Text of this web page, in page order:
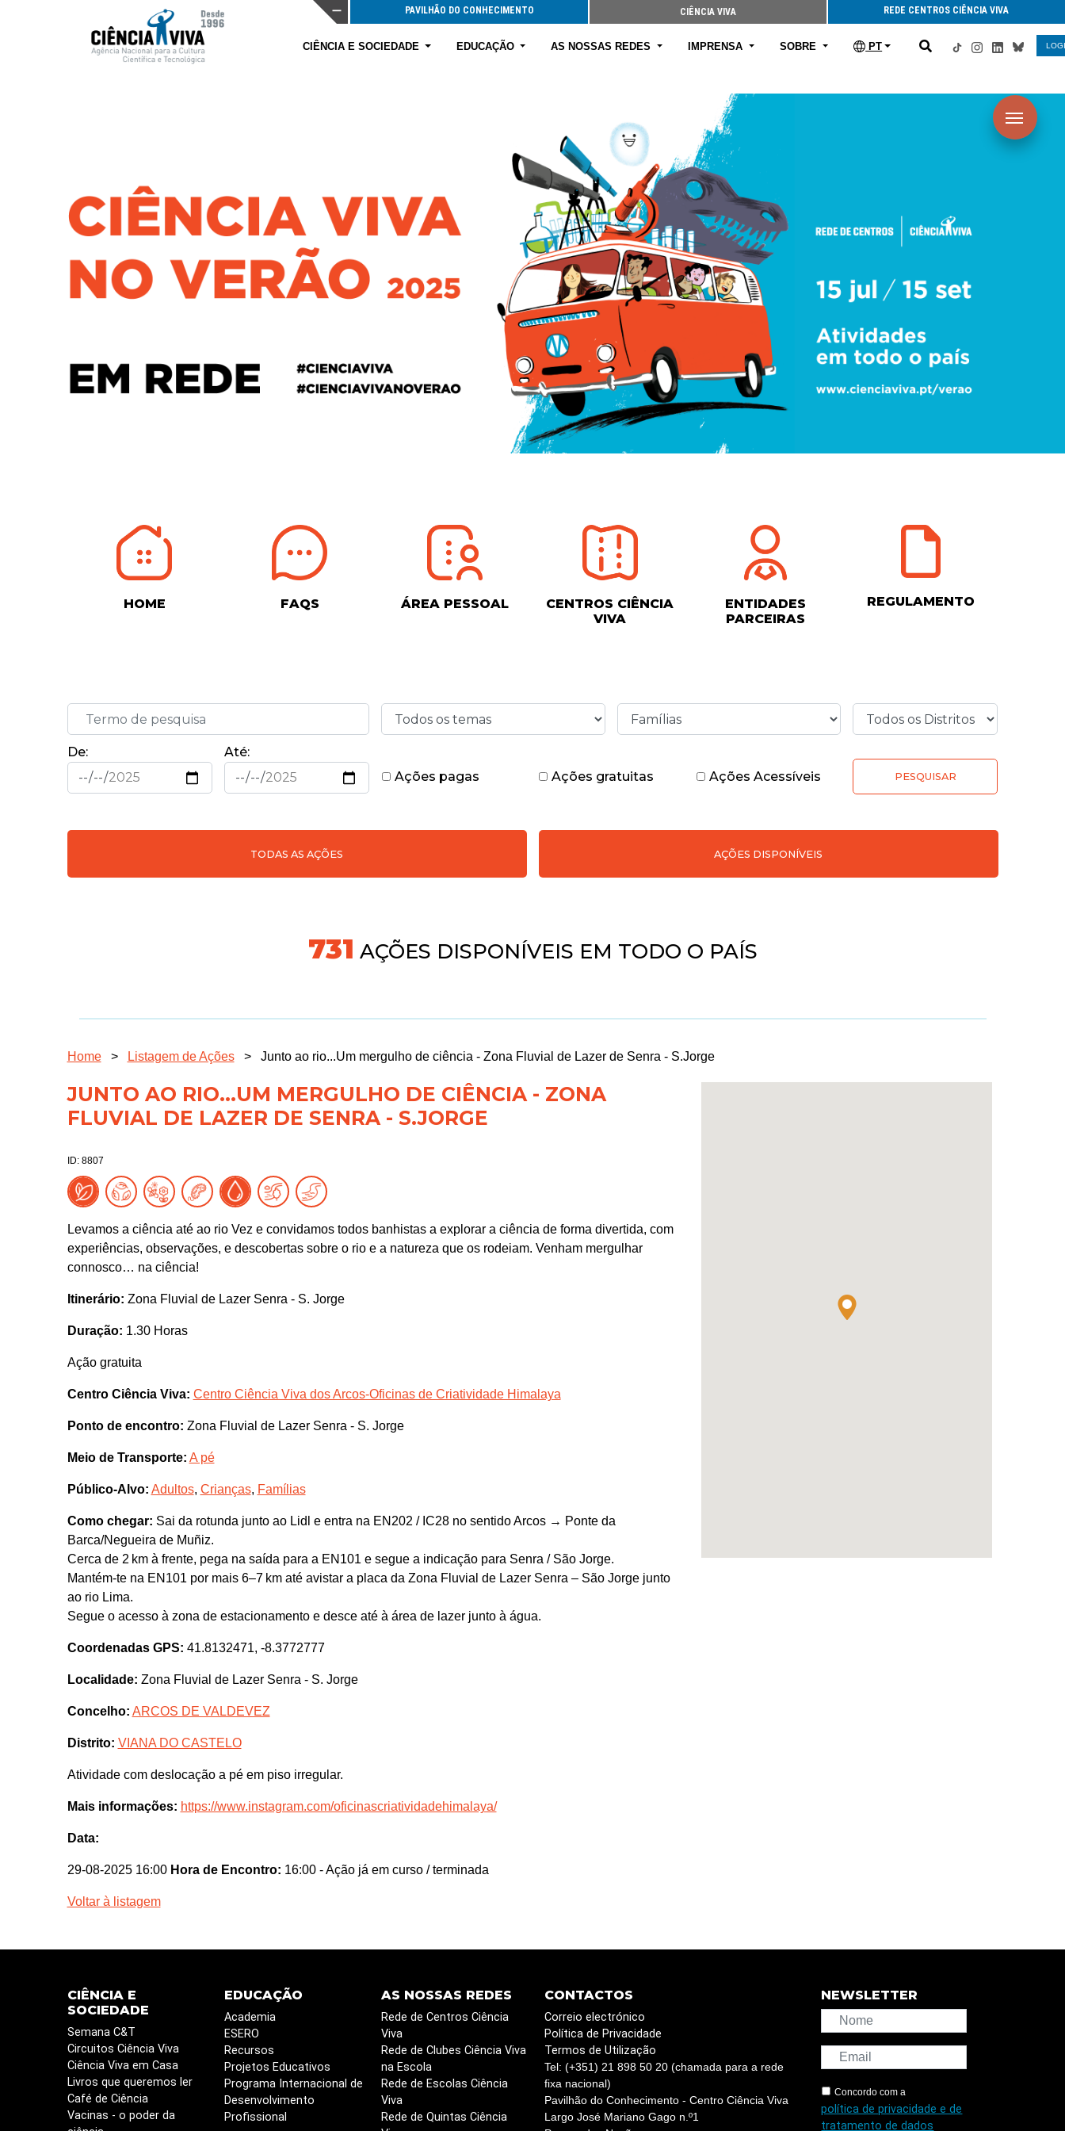
PAVILHÃO DO CONHECIMENTO CIÊNCIA VIVA REDE CENTROS CIÊNCIA VIVA
CIÊNCIA E SOCIEDADE EDUCAÇÃO AS NOSSAS REDES IMPRENSA SOBRE PT
HOME FAQS ÁREA PESSOAL
CENTROS CIÊNCIA
VIVA
ENTIDADES
PARCEIRAS
REGULAMENTO
De:
Até:
Ações pagas
Ações gratuitas Ações Acessíveis PESQUISAR
TODAS AS AÇÕES AÇÕES DISPONÍVEIS
745 AÇÕES DISPONÍVEIS EM TODO O PAÍS
Home > Listagem de Ações > Junto ao rio...Um mergulho de ciência - Zona Fluvial de Lazer de Senra - S.Jorge
JUNTO AO RIO...UM MERGULHO DE CIÊNCIA - ZONA
FLUVIAL DE LAZER DE SENRA - S.JORGE
ID: 8807
Levamos a ciência até ao rio Vez e convidamos todos banhistas a explorar a ciência de forma divertida, com
experiências, observações, e descobertas sobre o rio e a natureza que os rodeiam. Venham mergulhar
connosco… na ciência!
Itinerário: Zona Fluvial de Lazer Senra - S. Jorge
Duração: 1.30 Horas
Ação gratuita
Centro Ciência Viva: Centro Ciência Viva dos Arcos-Oficinas de Criatividade Himalaya
Ponto de encontro: Zona Fluvial de Lazer Senra - S. Jorge
Meio de Transporte: A pé
Público-Alvo: Adultos, Crianças, Famílias
Como chegar: Sai da rotunda junto ao Lidl e entra na EN202 / IC28 no sentido Arcos → Ponte da
Barca/Negueira de Muñiz.
Cerca de 2 km à frente, pega na saída para a EN101 e segue a indicação para Senra / São Jorge.
Mantém-te na EN101 por mais 6–7 km até avistar a placa da Zona Fluvial de Lazer Senra – São Jorge junto
ao rio Lima.
Segue o acesso à zona de estacionamento e desce até à área de lazer junto à água.
Coordenadas GPS: 41.8132471, -8.3772777
Localidade: Zona Fluvial de Lazer Senra - S. Jorge
Concelho: ARCOS DE VALDEVEZ
Distrito: VIANA DO CASTELO
Atividade com deslocação a pé em piso irregular.
Mais informações: https://www.instagram.com/oficinascriatividadehimalaya/
Data:
29-08-2025 16:00 Hora de Encontro: 16:00 - Ação já em curso / terminada
Voltar à listagem
CIÊNCIA E
SOCIEDADE
Semana C&T
Circuitos Ciência Viva
Ciência Viva em Casa
Livros que queremos ler
Café de Ciência
Vacinas - o poder da
EDUCAÇÃO
Academia
ESERO
Recursos
Projetos Educativos
Programa Internacional de
Desenvolvimento
Profissional
AS NOSSAS REDES
Rede de Centros Ciência
Viva
Rede de Clubes Ciência Viva
na Escola
Rede de Escolas Ciência
Viva
Rede de Quintas Ciência
CONTACTOS
Correio electrónico
Política de Privacidade
Termos de Utilização
Tel: (+351) 21 898 50 20 (chamada para a rede
fixa nacional)
Pavilhão do Conhecimento - Centro Ciência Viva
Largo José Mariano Gago n.º1
NEWSLETTER
Concordo com a
política de privacidade e de
tratamento de dados